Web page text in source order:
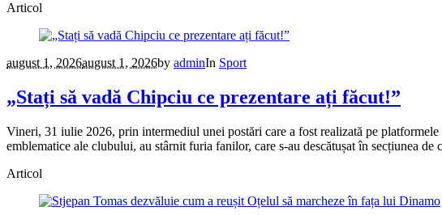
Articol
august 1, 2026august 1, 2026by adminIn Sport
„Stați să vadă Chipciu ce prezentare ați făcut!”
Vineri, 31 iulie 2026, prin intermediul unei postări care a fost realizată pe
emblematice ale clubului, au stârnit furia fanilor, care s-au descătușat în secțiunea
Articol